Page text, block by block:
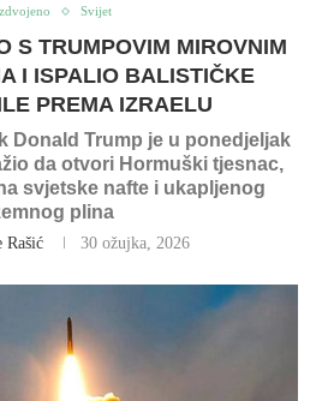
Svijet
S TRUMPOVIM MIROVNIM
I ISPALIO BALISTIČKE
PREMA IZRAELU
Donald Trump je u ponedjeljak
da otvori Hormuški tjesnac,
svjetske nafte i ukapljenog
plina
Rašić 30 ožujka, 2026